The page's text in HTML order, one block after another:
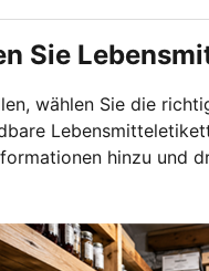
Sie
wählen Sie die
hinzu und